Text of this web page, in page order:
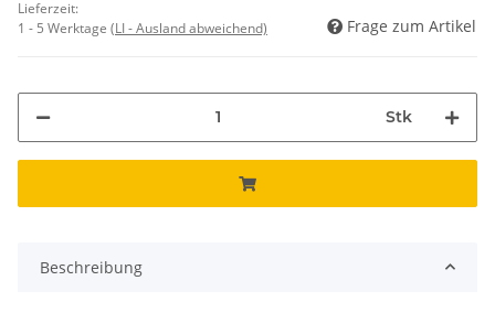
Lieferzeit:
1 - 5 Werktage (LI - Ausland abweichend) Frage zum Artikel
Stk
Beschreibung